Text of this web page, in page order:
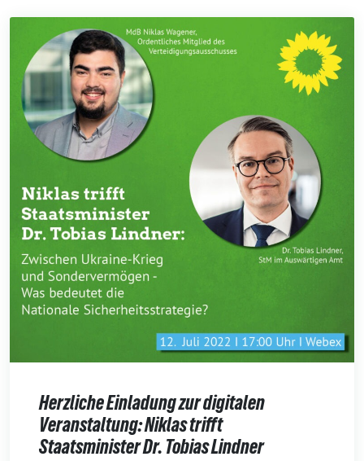
Herzliche Einladung zur digitalen
Veranstaltung: Niklas trifft
Staatsminister Dr. Tobias Lindner